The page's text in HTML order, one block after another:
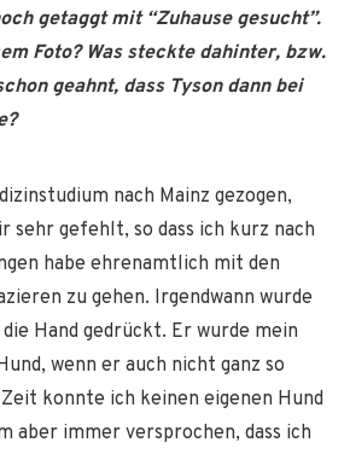
getaggt mit “Zuhause gesucht”.
Foto? Was steckte dahinter, bzw.
geahnt, dass Tyson dann bei
nach Mainz gezogen,
sehr gefehlt, so dass ich kurz nach
habe ehrenamtlich mit den
zu gehen. Irgendwann wurde
die Hand gedrückt. Er wurde mein
wenn er auch nicht ganz so
konnte ich keinen eigenen Hund
aber immer versprochen, dass ich